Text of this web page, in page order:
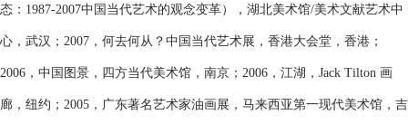
态：1987-2007中国当代艺术的观念变革），湖北美术馆/美术文献艺术中
心，武汉；2007，何去何从？中国当代艺术展，香港大会堂，香港；
2006，中国图景，四方当代美术馆，南京；2006，江湖，Jack Tilton 画
廊，纽约；2005，广东著名艺术家油画展，马来西亚第一现代美术馆，吉